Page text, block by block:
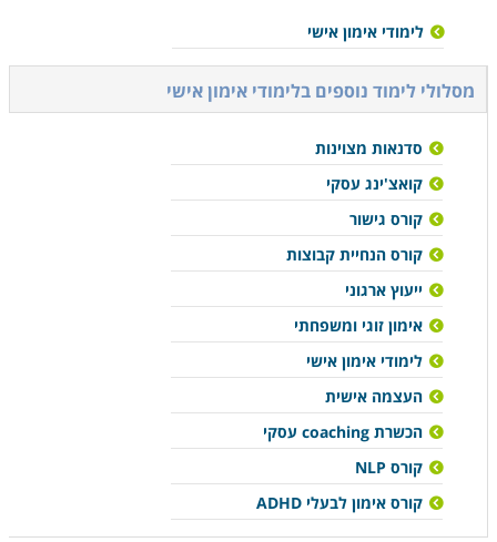
לימודי אימון אישי
מסלולי לימוד נוספים בלימודי אימון אישי
סדנאות מצוינות
קואצ'ינג עסקי
קורס גישור
קורס הנחיית קבוצות
ייעוץ ארגוני
אימון זוגי ומשפחתי
לימודי אימון אישי
העצמה אישית
הכשרת coaching עסקי
קורס NLP
קורס אימון לבעלי ADHD